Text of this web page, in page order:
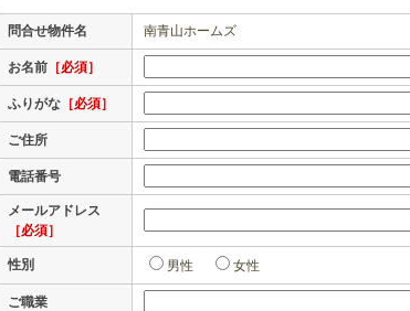
問合せ物件名 南青山ホームズ
お名前［必須］
ふりがな［必須］
ご住所
電話番号
メールアドレス
［必須］
性別 男性 女性
ご職業